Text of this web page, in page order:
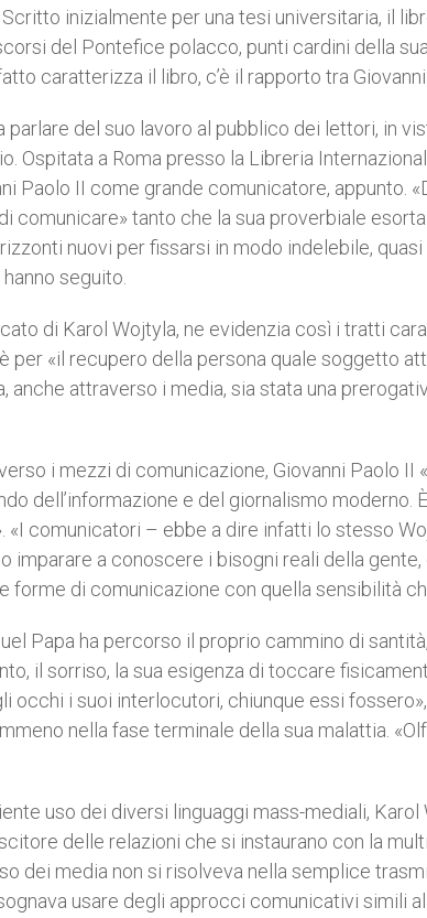
inizialmente per una tesi universitaria, il
del Pontefice polacco, punti cardini della
caratterizza il libro, c’è il rapporto tra
parlare del suo lavoro al pubblico dei lettori, in
Ospitata a Roma presso la Libreria
Paolo II come grande comunicatore, appunto.
comunicare» tanto che la sua proverbiale
nuovi per fissarsi in modo indelebile,
seguito.
di Karol Wojtyla, ne evidenzia così i tratti
per «il recupero della persona quale soggetto
anche attraverso i media, sia stata una
i mezzi di comunicazione, Giovanni Paolo II
dell’informazione e del giornalismo moderno.
«I comunicatori – ebbe a dire infatti lo stesso
imparare a conoscere i bisogni reali della
di comunicazione con quella sensibilità
Papa ha percorso il proprio cammino di
il sorriso, la sua esigenza di toccare
occhi i suoi interlocutori, chiunque essi
nella fase terminale della sua malattia.
uso dei diversi linguaggi mass-mediali,
delle relazioni che si instaurano con la
dei media non si risolveva nella semplice
usare degli approcci comunicativi simili